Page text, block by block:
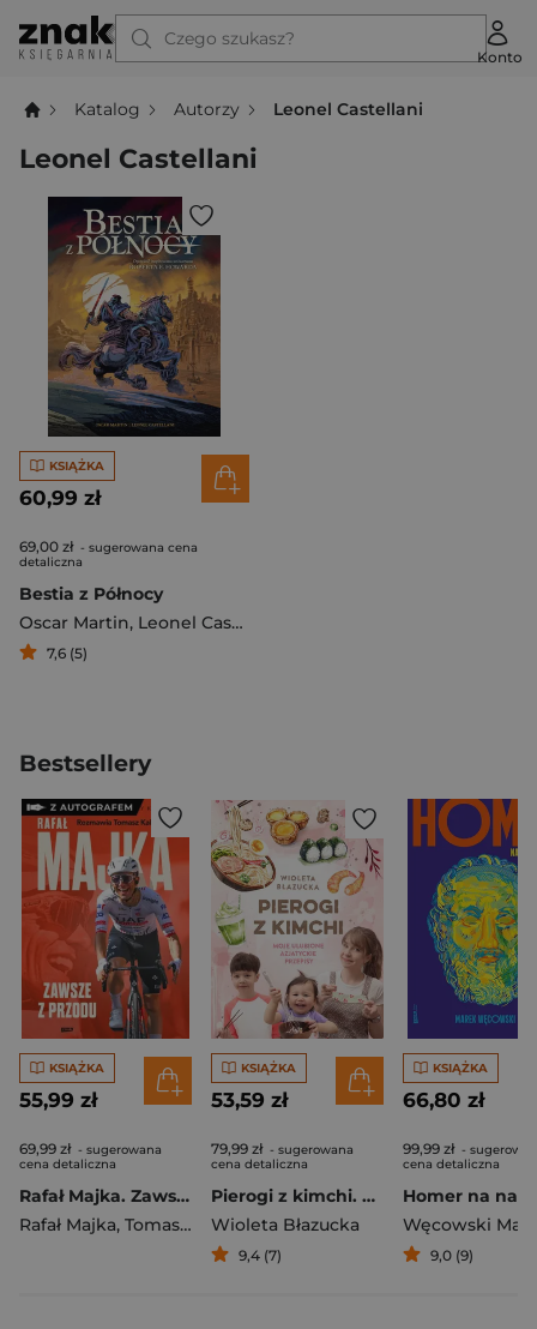
Czego szukasz?
Konto
Katalog Autorzy Leonel Castellani
Leonel Castellani
KSIĄŻKA
60,99 zł
69,00 zł - sugerowana cena
detaliczna
Bestia z Północy
Oscar Martin, Leonel Castellani
7,6 (5)
Bestsellery
KSIĄŻKA
55,99 zł
69,99 zł - sugerowana
cena detaliczna
Rafał Majka. Zawsze z przodu. Rozmawia Tomasz Kalemba - książka z autografem
Rafał Majka, Tomasz Kalemba
KSIĄŻKA
53,59 zł
79,99 zł - sugerowana
cena detaliczna
Pierogi z kimchi. Moje ulubione azjatyckie przepisy
Wioleta Błazucka
9,4 (7)
KSIĄŻKA
66,80 zł
99,99 zł -
cena detaliczna
Węcowski
9,0 (9)